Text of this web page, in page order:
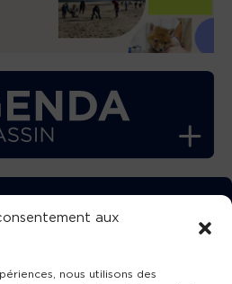
aux
nous utilisons des
GRATUITEMENT
TVBA !